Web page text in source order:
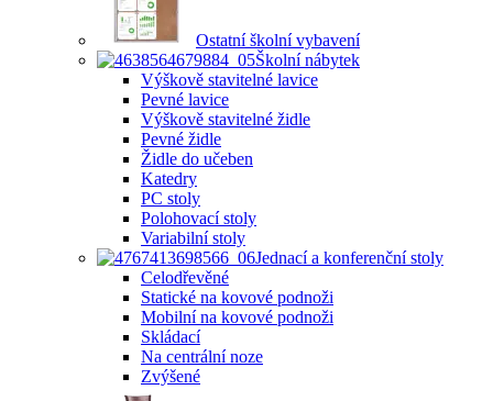
Ostatní školní vybavení
Školní nábytek
Výškově stavitelné lavice
Pevné lavice
Výškově stavitelné židle
Pevné židle
Židle do učeben
Katedry
PC stoly
Polohovací stoly
Variabilní stoly
Jednací a konferenční stoly
Celodřevěné
Statické na kovové podnoži
Mobilní na kovové podnoži
Skládací
Na centrální noze
Zvýšené